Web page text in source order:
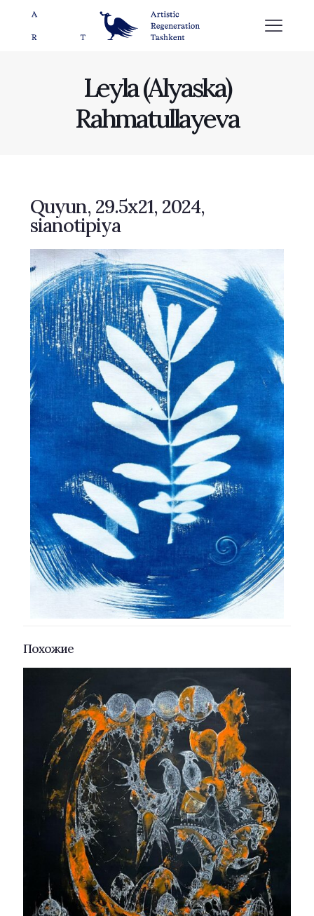
Leyla (Alyaska)
Rahmatullayeva
Quyun, 29.5x21, 2024,
sianotipiya
Похожие